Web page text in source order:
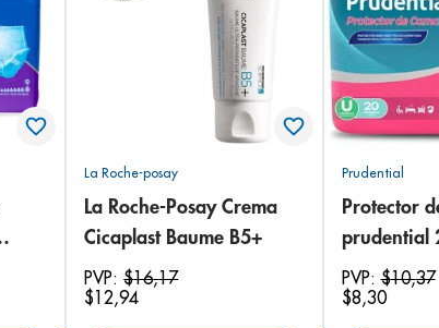
La Roche-posay
La Roche-Posay Crema
Cicaplast Baume B5+
PVP:$16,17
$12,94
Prudential
Protector
prudential
PVP:$10,37
$8,30